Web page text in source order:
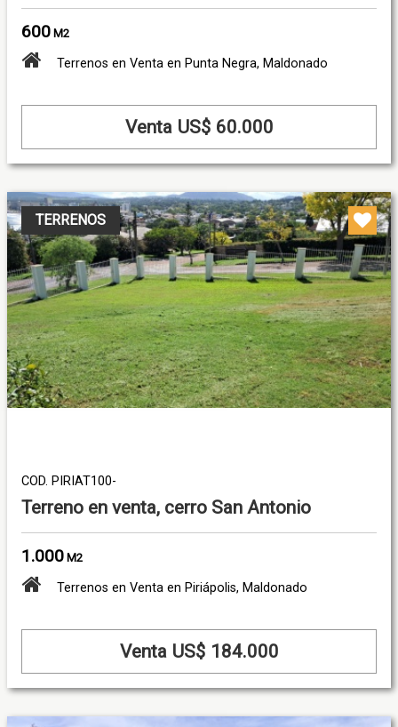
600 M2
Terrenos en Venta en Punta Negra, Maldonado
Venta US$ 60.000
TERRENOS
COD. PIRIAT100-
Terreno en venta, cerro San Antonio
1.000 M2
Terrenos en Venta en Piriápolis, Maldonado
Venta US$ 184.000